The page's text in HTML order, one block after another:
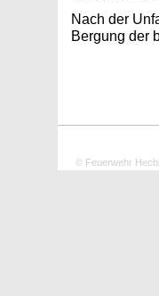
Nach der
Bergung der
© Feuerwehr